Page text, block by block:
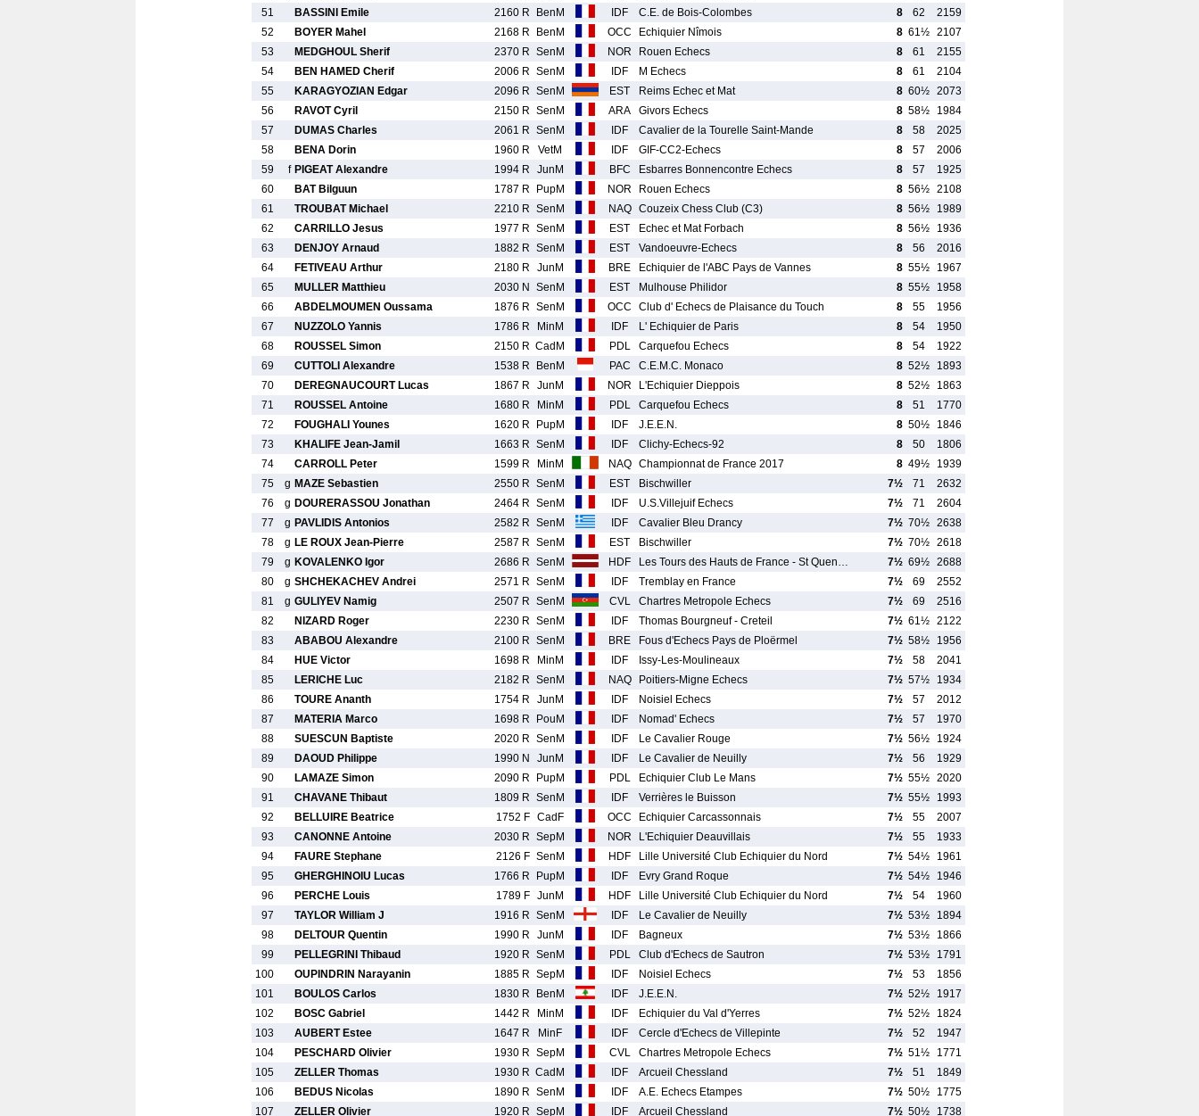
51
BASSINI Emile 2160 R BenM IDF C.E. de Bois-Colombes 8 62
2159
52
BOYER Mahel 2168 R BenM OCC Echiquier Nîmois 8 61½
2107
53
MEDGHOUL Sherif 2370 R SenM NOR Rouen Echecs 8 61
2155
54
BEN HAMED Cherif 2006 R SenM IDF M Echecs 8 61
2104
55
KARAGYOZIAN Edgar 2096 R SenM EST Reims Echec et Mat 8 60½
2073
56
RAVOT Cyril 2150 R SenM ARA Givors Echecs 8 58½
1984
57
DUMAS Charles 2061 R SenM IDF Cavalier de la Tourelle Saint-Mande 8 58
2025
58
BENA Dorin 1960 R VetM IDF GIF-CC2-Echecs 8 57
2006
59
f PIGEAT Alexandre 1994 R JunM BFC Esbarres Bonnencontre Echecs 8 57
1925
60
BAT Bilguun 1787 R PupM NOR Rouen Echecs 8 56½
2108
61
TROUBAT Michael 2210 R SenM NAQ Couzeix Chess Club (C3) 8 56½
1989
62
CARRILLO Jesus 1977 R SenM EST Echec et Mat Forbach 8 56½
1936
63
DENJOY Arnaud 1882 R SenM EST Vandoeuvre-Echecs 8 56
2016
64
FETIVEAU Arthur 2180 R JunM BRE Echiquier de l'ABC Pays de Vannes 8 55½
1967
65
MULLER Matthieu 2030 N SenM EST Mulhouse Philidor 8 55½
1958
66
ABDELMOUMEN Oussama 1876 R SenM OCC Club d' Echecs de Plaisance du Touch 8 55
1956
67
NUZZOLO Yannis 1786 R MinM IDF L' Echiquier de Paris 8 54
1950
68
ROUSSEL Simon 2150 R CadM PDL Carquefou Echecs 8 54
1922
69
CUTTOLI Alexandre 1538 R BenM PAC C.E.M.C. Monaco 8 52½
1893
70
DEREGNAUCOURT Lucas 1867 R JunM NOR L'Echiquier Dieppois 8 52½
1863
71
ROUSSEL Antoine 1680 R MinM PDL Carquefou Echecs 8 51
1770
72
FOUGHALI Younes 1620 R PupM IDF J.E.E.N. 8 50½
1846
73
KHALIFE Jean-Jamil 1663 R SenM IDF Clichy-Echecs-92 8 50
1806
74
CARROLL Peter 1599 R MinM NAQ Championnat de France 2017 8 49½
1939
75
g MAZE Sebastien 2550 R SenM EST Bischwiller 7½ 71
2632
76
g DOURERASSOU Jonathan 2464 R SenM IDF U.S.Villejuif Echecs 7½ 71
2604
77
g PAVLIDIS Antonios 2582 R SenM IDF Cavalier Bleu Drancy 7½ 70½
2638
78
g LE ROUX Jean-Pierre 2587 R SenM EST Bischwiller 7½ 70½
2618
79
g KOVALENKO Igor 2686 R SenM HDF Les Tours des Hauts de France - St Quen… 7½ 69½
2688
80
g SHCHEKACHEV Andrei 2571 R SenM IDF Tremblay en France 7½ 69
2552
81
g GULIYEV Namig 2507 R SenM CVL Chartres Metropole Echecs 7½ 69
2516
82
NIZARD Roger 2230 R SenM IDF Thomas Bourgneuf - Creteil 7½ 61½
2122
83
ABABOU Alexandre 2100 R SenM BRE Fous d'Echecs Pays de Ploërmel 7½ 58½
1956
84
HUE Victor 1698 R MinM IDF Issy-Les-Moulineaux 7½ 58
2041
85
LERICHE Luc 2182 R SenM NAQ Poitiers-Migne Echecs 7½ 57½
1934
86
TOURE Ananth 1754 R JunM IDF Noisiel Echecs 7½ 57
2012
87
MATERIA Marco 1698 R PouM IDF Nomad' Echecs 7½ 57
1970
88
SUESCUN Baptiste 2020 R SenM IDF Le Cavalier Rouge 7½ 56½
1924
89
DAOUD Philippe 1990 N JunM IDF Le Cavalier de Neuilly 7½ 56
1929
90
LAMAZE Simon 2090 R PupM PDL Echiquier Club Le Mans 7½ 55½
2020
91
CHAVANE Thibaut 1809 R SenM IDF Verrières le Buisson 7½ 55½
1993
92
BELLUIRE Beatrice 1752 F CadF OCC Echiquier Carcassonnais 7½ 55
2007
93
CANONNE Antoine 2030 R SepM NOR L'Echiquier Deauvillais 7½ 55
1933
94
FAURE Stephane 2126 F SenM HDF Lille Université Club Echiquier du Nord 7½ 54½
1961
95
GHERGHINOIU Lucas 1766 R PupM IDF Evry Grand Roque 7½ 54½
1946
96
PERCHE Louis 1789 F JunM HDF Lille Université Club Echiquier du Nord 7½ 54
1960
97
TAYLOR William J 1916 R SenM IDF Le Cavalier de Neuilly 7½ 53½
1894
98
DELTOUR Quentin 1990 R JunM IDF Bagneux 7½ 53½
1866
99
PELLEGRINI Thibaud 1920 R SenM PDL Club d'Echecs de Sautron 7½ 53½
1791
100
OUPINDRIN Narayanin 1885 R SepM IDF Noisiel Echecs 7½ 53
1856
101
BOULOS Carlos 1830 R BenM IDF J.E.E.N. 7½ 52½
1917
102
BOSC Gabriel 1442 R MinM IDF Echiquier du Val d'Yerres 7½ 52½
1824
103
AUBERT Estee 1647 R MinF IDF Cercle d'Echecs de Villepinte 7½ 52
1947
104
PESCHARD Olivier 1930 R SepM CVL Chartres Metropole Echecs 7½ 51½
1771
105
ZELLER Thomas 1930 R CadM IDF Arcueil Chessland 7½ 51
1849
106
BEDUS Nicolas 1890 R SenM IDF A.E. Echecs Etampes 7½ 50½
1775
107
ZELLER Olivier 1920 R SepM IDF Arcueil Chessland 7½ 50½
1738